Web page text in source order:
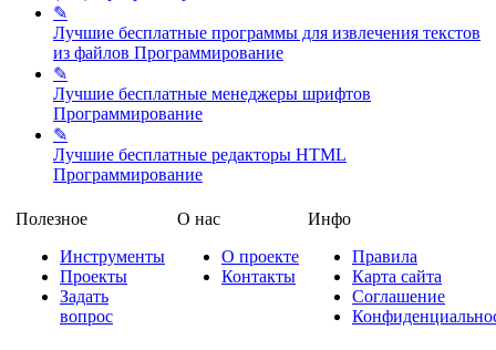
✎
Лучшие бесплатные программы для извлечения текстов
из файлов Программирование
✎
Лучшие бесплатные менеджеры шрифтов
Программирование
✎
Лучшие бесплатные редакторы HTML
Программирование
Полезное
Инструменты
Проекты
Задать
вопрос
О нас
О проекте
Контакты
Инфо
Правила
Карта сайта
Соглашение